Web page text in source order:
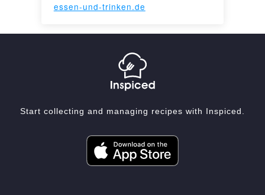
essen-und-trinken.de
Start collecting and managing recipes with Inspiced.